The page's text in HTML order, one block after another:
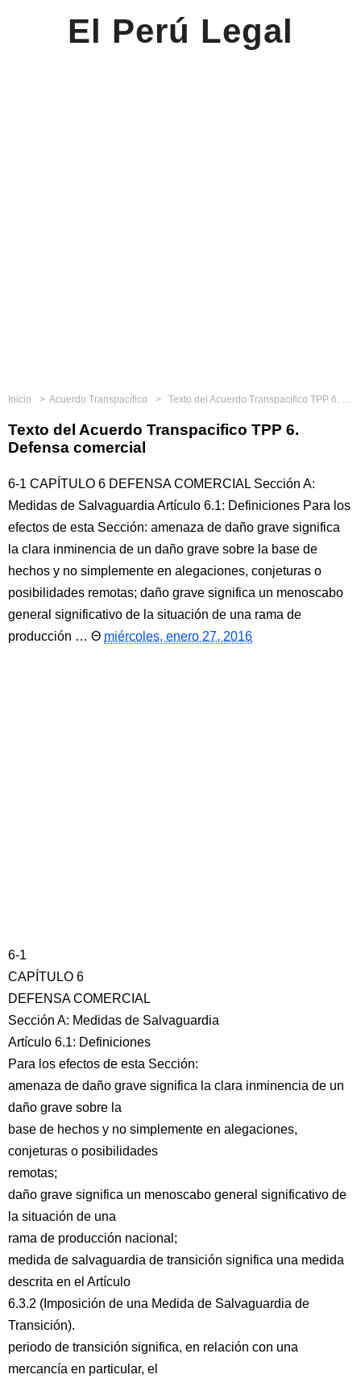
El Perú Legal
Inicio Acuerdo Transpacífico Texto del Acuerdo Transpacifico TPP 6. Defensa comercial
Texto del Acuerdo Transpacifico TPP 6.
Defensa comercial
6-1 CAPÍTULO 6 DEFENSA COMERCIAL Sección A:
Medidas de Salvaguardia Artículo 6.1: Definiciones Para los
efectos de esta Sección: amenaza de daño grave significa
la clara inminencia de un daño grave sobre la base de
hechos y no simplemente en alegaciones, conjeturas o
posibilidades remotas; daño grave significa un menoscabo
general significativo de la situación de una rama de
producción …
miércoles, enero 27, 2016
6-1
CAPÍTULO 6
DEFENSA COMERCIAL
Sección A: Medidas de Salvaguardia
Artículo 6.1: Definiciones
Para los efectos de esta Sección:
amenaza de daño grave significa la clara inminencia de un
daño grave sobre la
base de hechos y no simplemente en alegaciones,
conjeturas o posibilidades
remotas;
daño grave significa un menoscabo general significativo de
la situación de una
rama de producción nacional;
medida de salvaguardia de transición significa una medida
descrita en el Artículo
6.3.2 (Imposición de una Medida de Salvaguardia de
Transición).
periodo de transición significa, en relación con una
mercancía en particular, el